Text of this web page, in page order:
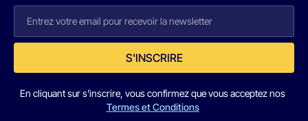
S'INSCRIRE
En cliquant sur s'inscrire, vous confirmez que vous acceptez nos
Termes et Conditions